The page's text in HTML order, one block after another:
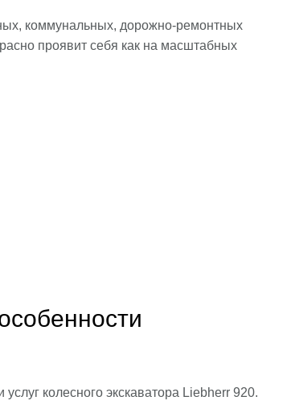
коммунальных, дорожно-ремонтных
проявит себя как на масштабных
колесного экскаватора Liebherr 920.